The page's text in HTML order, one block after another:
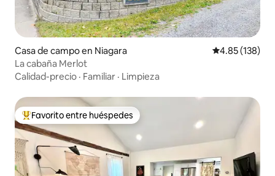
Casa de campo en Niagara Calificación
4.85 (138)
La cabaña Merlot
Calidad-precio · Familiar · Limpieza
Favorito entre huéspedes preferido
Favorito entre huéspedes